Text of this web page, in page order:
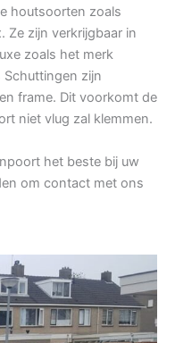
houtsoorten zoals
Ze zijn verkrijgbaar in
zoals het merk
Schuttingen zijn
frame. Dit voorkomt de
niet vlug zal klemmen.
het beste bij uw
om contact met ons